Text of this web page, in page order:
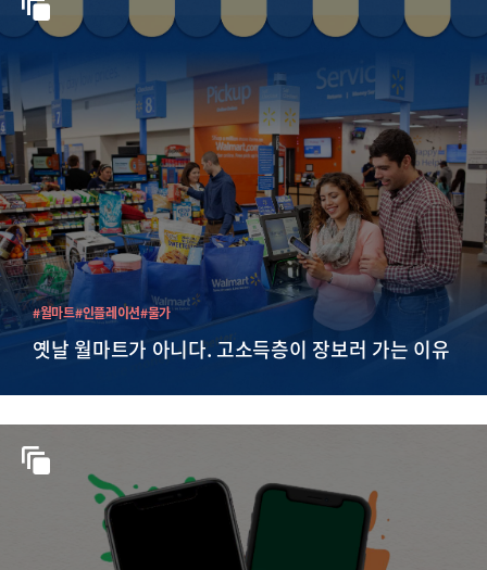
옛날 월마트가 아니다. 고소득층이 장보러 가는 이유
#월마트#인플레이션#물가